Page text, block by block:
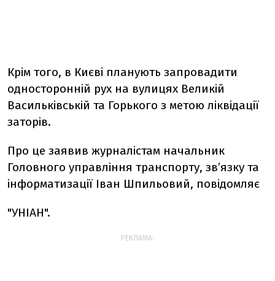
Крім того, в Києві планують запровадити
односторонній рух на вулицях Великій
Васильківській та Горького з метою ліквідації
заторів.
Про це заявив журналістам начальник
Головного управління транспорту, зв’язку та
інформатизації Іван Шпильовий, повідомляє
"УНІАН".
РЕКЛАМА: